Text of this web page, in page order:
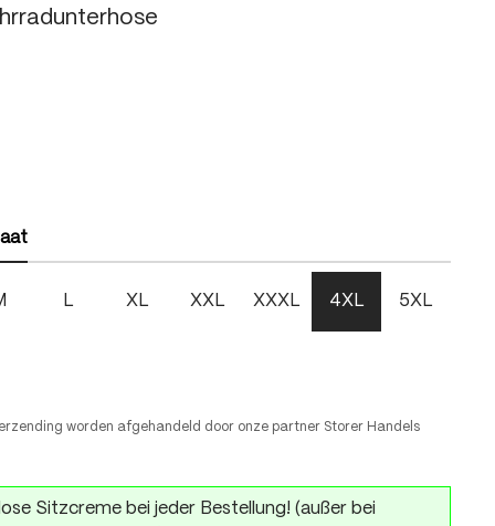
L XL XXL XXXL 4XL 5XL
worden afgehandeld door onze partner Storer Handels
Sitzcreme bei jeder Bestellung! (außer bei